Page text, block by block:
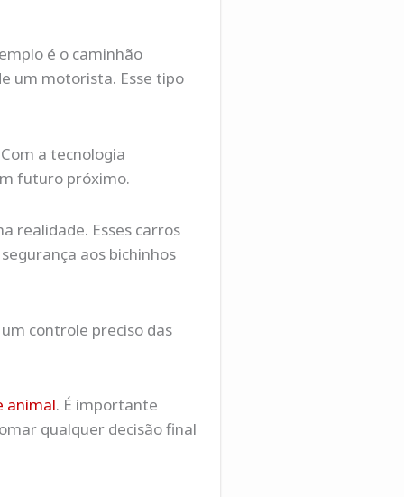
é o caminhão
um motorista. Esse tipo
a tecnologia
futuro próximo.
realidade. Esses carros
aos bichinhos
controle preciso das
animal. É importante
qualquer decisão final